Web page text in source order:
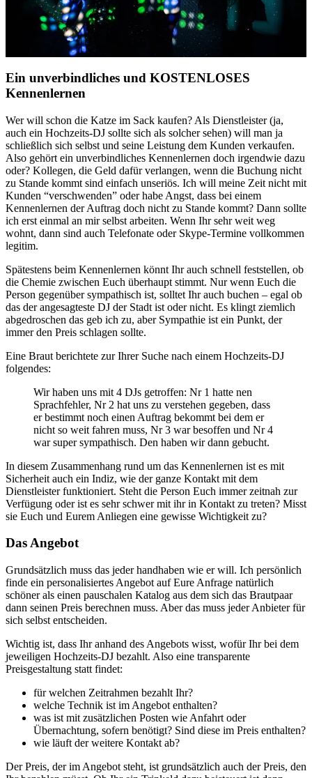
Ein unverbindliches und KOSTENLOSES
Kennenlernen
Wer will schon die Katze im Sack kaufen? Als Dienstleister (ja,
auch ein Hochzeits-DJ sollte sich als solcher sehen) will man ja
schließlich sich selbst und seine Leistung dem Kunden verkaufen.
Also gehört ein unverbindliches Kennenlernen doch irgendwie dazu
oder? Kollegen, die Geld dafür verlangen, wenn die Buchung nicht
zu Stande kommt sind einfach unseriös. Ich will meine Zeit nicht mit
Kunden “verschwenden” oder habe Angst, dass bei einem
Kennenlernen der Auftrag doch nicht zu Stande kommt? Dann sollte
ich erst einmal an mir selbst arbeiten. Wenn Ihr sehr weit weg
wohnt, dann sind auch Telefonate oder Skype-Termine vollkommen
legitim.
Spätestens beim Kennenlernen könnt Ihr auch schnell feststellen, ob
die Chemie zwischen Euch überhaupt stimmt. Nur wenn Euch die
Person gegenüber sympathisch ist, solltet Ihr auch buchen – egal ob
das der angesagteste DJ der Stadt ist oder nicht. Es klingt ziemlich
abgedroschen das geb ich zu, aber Sympathie ist ein Punkt, der
immer den Preis schlagen sollte.
Eine Braut berichtete zur Ihrer Suche nach einem Hochzeits-DJ
folgendes:
Wir haben uns mit 4 DJs getroffen: Nr 1 hatte nen
Sprachfehler, Nr 2 hat uns zu verstehen gegeben, dass
er bestimmt noch einen Auftrag bekommt bei dem er
nicht so weit fahren muss, Nr 3 war besoffen und Nr 4
war super sympathisch. Den haben wir dann gebucht.
In diesem Zusammenhang rund um das Kennenlernen ist es mit
Sicherheit auch ein Indiz, wie der ganze Kontakt mit dem
Dienstleister funktioniert. Steht die Person Euch immer zeitnah zur
Verfügung oder ist es sehr schwer mit ihr in Kontakt zu treten? Misst
sie Euch und Eurem Anliegen eine gewisse Wichtigkeit zu?
Das Angebot
Grundsätzlich muss das jeder handhaben wie er will. Ich persönlich
finde ein personalisiertes Angebot auf Eure Anfrage natürlich
schöner als einen pauschalen Katalog aus dem sich das Brautpaar
dann seinen Preis berechnen muss. Aber das muss jeder Anbieter für
sich selbst entscheiden.
Wichtig ist, dass Ihr anhand des Angebots wisst, wofür Ihr bei dem
jeweiligen Hochzeits-DJ bezahlt. Also eine transparente
Preisgestaltung statt findet:
für welchen Zeitrahmen bezahlt Ihr?
welche Technik ist im Angebot enthalten?
was ist mit zusätzlichen Posten wie Anfahrt oder
Übernachtung, sofern benötigt? Sind diese im Preis enthalten?
wie läuft der weitere Kontakt ab?
Der Preis, der im Angebot steht, ist grundsätzlich auch der Preis, den